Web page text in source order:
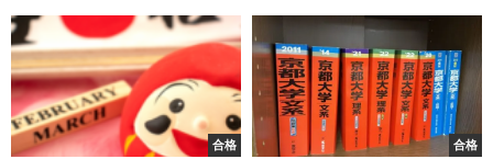
合格 合格